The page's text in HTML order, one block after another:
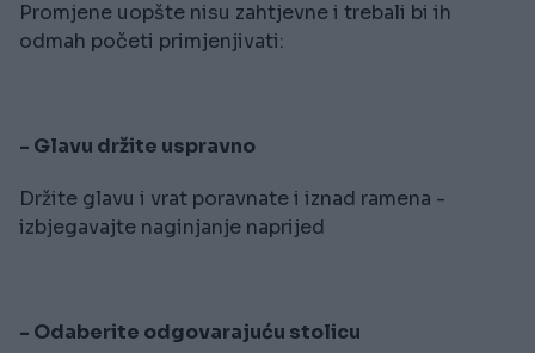
Promjene uopšte nisu zahtjevne i trebali bi ih
odmah početi primjenjivati:
- Glavu držite uspravno
Držite glavu i vrat poravnate i iznad ramena -
izbjegavajte naginjanje naprijed
- Odaberite odgovarajuću stolicu